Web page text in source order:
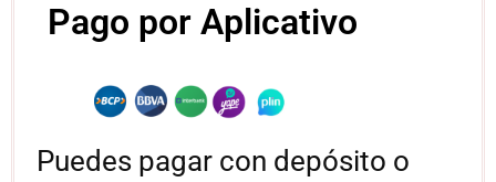
Pago por Aplicativo
Puedes pagar con depósito o